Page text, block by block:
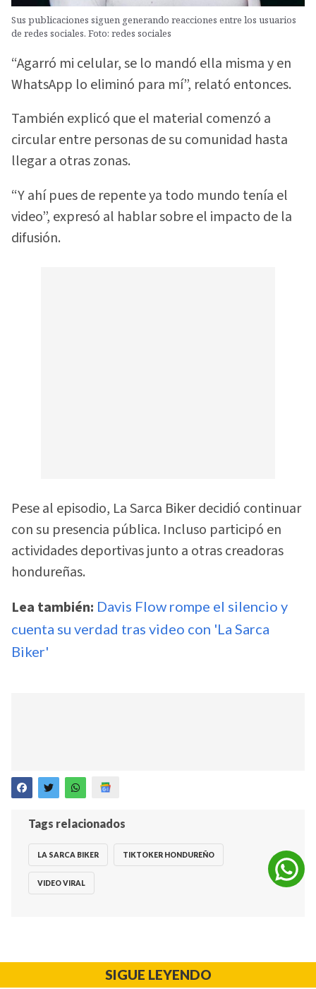
Sus publicaciones siguen generando reacciones entre los usuarios
de redes sociales. Foto: redes sociales
“Agarró mi celular, se lo mandó ella misma y en
WhatsApp lo eliminó para mí”, relató entonces.
También explicó que el material comenzó a
circular entre personas de su comunidad hasta
llegar a otras zonas.
“Y ahí pues de repente ya todo mundo tenía el
video”, expresó al hablar sobre el impacto de la
difusión.
Pese al episodio, La Sarca Biker decidió continuar
con su presencia pública. Incluso participó en
actividades deportivas junto a otras creadoras
hondureñas.
Lea también: Davis Flow rompe el silencio y
cuenta su verdad tras video con 'La Sarca
Biker'
Tags relacionados
LA SARCA BIKER TIKTOKER HONDUREÑO
VIDEO VIRAL
SIGUE LEYENDO